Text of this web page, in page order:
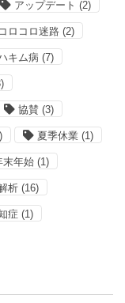
アップデート (2)
コロコロ迷路 (2)
キム病 (7)
協賛 (3)
夏季休業 (1)
末年始 (1)
析 (16)
症 (1)